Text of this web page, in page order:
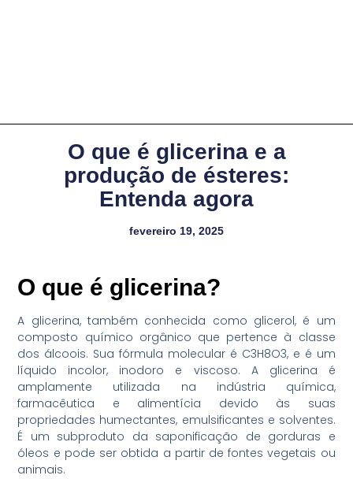
O que é glicerina e a
produção de ésteres:
Entenda agora
fevereiro 19, 2025
O que é glicerina?
A glicerina, também conhecida como glicerol, é um
composto químico orgânico que pertence à classe
dos álcoois. Sua fórmula molecular é C3H8O3, e é um
líquido incolor, inodoro e viscoso. A glicerina é
amplamente utilizada na indústria química,
farmacêutica e alimentícia devido às suas
propriedades humectantes, emulsificantes e solventes.
É um subproduto da saponificação de gorduras e
óleos e pode ser obtida a partir de fontes vegetais ou
animais.